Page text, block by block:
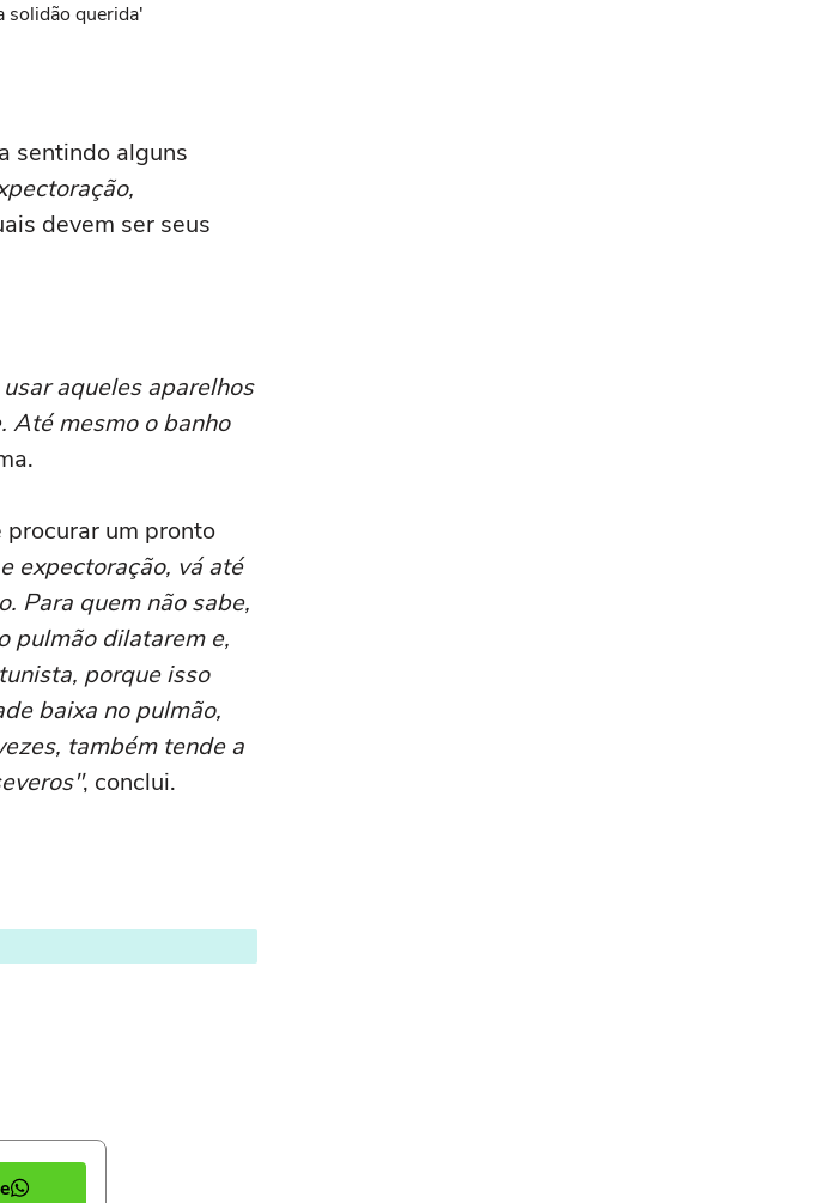
solidão querida'
sentindo alguns
devem ser seus
aqueles aparelhos
Até mesmo o banho
procurar um pronto
expectoração, vá até
Para quem não sabe,
pulmão dilatarem e,
porque isso
baixa no pulmão,
também tende a
, conclui.